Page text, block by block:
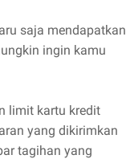
saja mendapatkan
ingin kamu
limit kartu kredit
yang dikirimkan
tagihan yang